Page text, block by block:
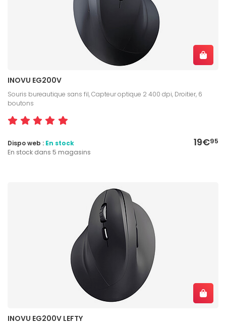
INOVU EG200V
Souris bureautique sans fil, Capteur optique 2 400 dpi, Droitier, 6
boutons
19€95
Dispo web : En stock
En stock dans 5 magasins
INOVU EG200V LEFTY